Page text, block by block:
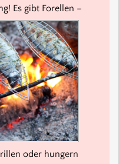
Es gibt Forellen –
oder hungern